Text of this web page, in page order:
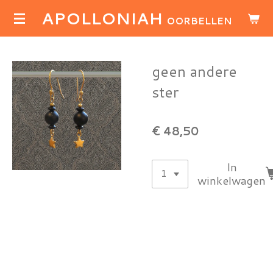
Ga
de
hoofdinhoud
APOLLONIAH OORBELLEN
geen andere
ster
€ 48,50
In
winkelwagen